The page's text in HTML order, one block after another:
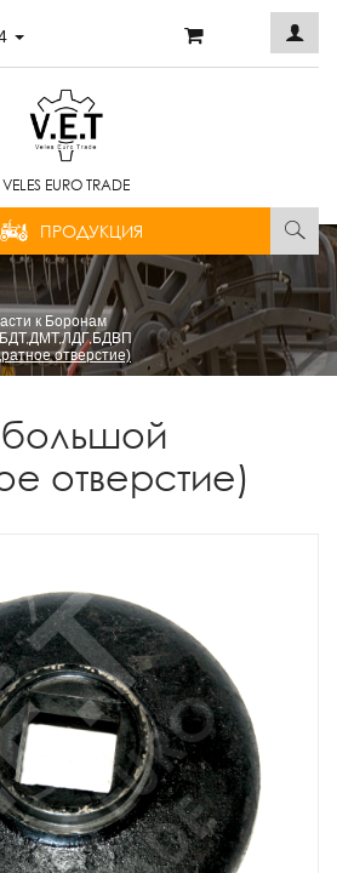
VELES EURO TRADE
ПРОДУКЦИЯ
к Боронам
отверстие)
отверстие)